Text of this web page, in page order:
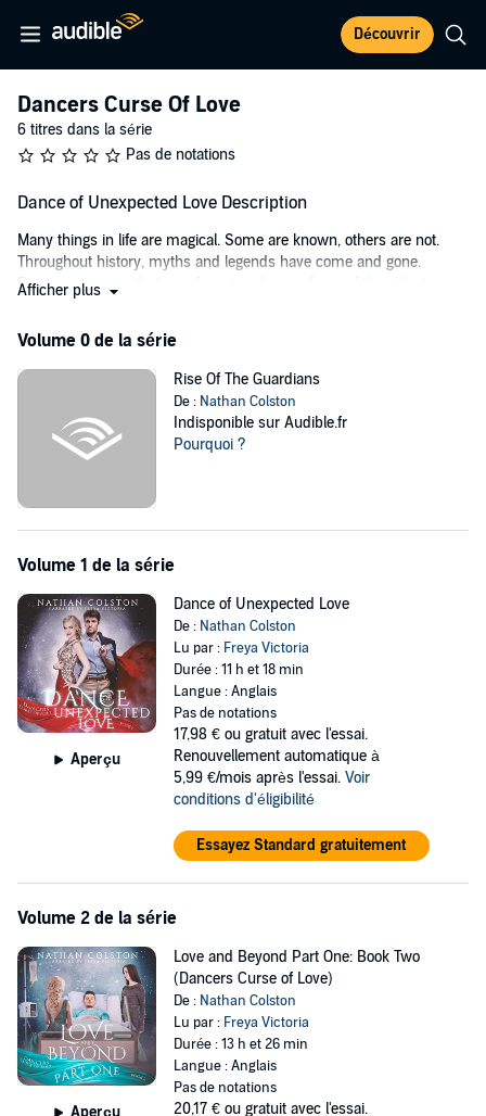
Découvrir
Dancers Curse Of Love
6 titres dans la série
Pas de notations
Dance of Unexpected Love Description
Many things in life are magical. Some are known, others are not.
Throughout history, myths and legends have come and gone.
Discover a magic that was forgotten. Learn of one of the oldest
cross the floor, judges laud and critics are silenced. They are
destined to be the greatest dancers of this generation until tragedy
strikes. An accident among good friends breaks Stanley’s heart, and
he walks away from the glory and the dance. Years pass and
Is it destiny? A curse? Is there something stronger than tragedy in
this sleepy little town? As the music starts again and the dance
returns, will Stanley and Gloria have the strength together to face
whatever comes, or will they simply be swept into a routine that will
devour them both?
©2017 Nathan Colston (P)2022 Nathan Colston
Afficher plus
Volume 0 de la série
Rise Of The Guardians
De : Nathan Colston
Indisponible sur Audible.fr
Pourquoi ?
Volume 1 de la série
Aperçu
Dance of Unexpected Love
De : Nathan Colston
Lu par : Freya Victoria
Durée : 11 h et 18 min
Langue : Anglais
Pas de notations
17,98 € ou gratuit avec l'essai.
Renouvellement automatique à
5,99 €/mois après l'essai. Voir
conditions d'éligibilité
Essayez Standard gratuitement
Volume 2 de la série
Aperçu
Love and Beyond Part One: Book Two
(Dancers Curse of Love)
De : Nathan Colston
Lu par : Freya Victoria
Durée : 13 h et 26 min
Langue : Anglais
Pas de notations
20,17 € ou gratuit avec l'essai.